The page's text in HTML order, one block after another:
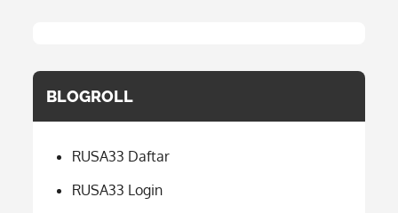
BLOGROLL
RUSA33 Daftar
RUSA33 Login